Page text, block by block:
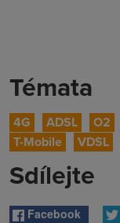
Témata
4G ADSL O2
T-Mobile
VDSL
Sdílejte
Facebook